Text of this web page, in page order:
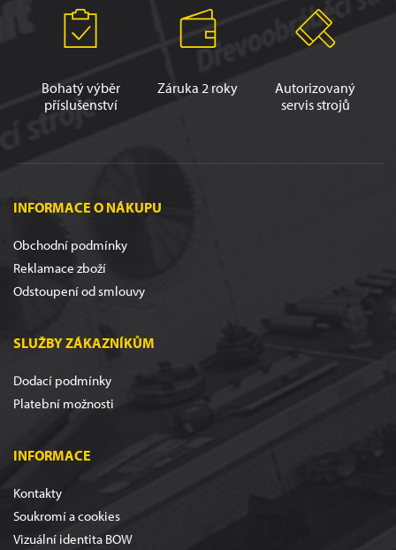
Bohatý výběr
příslušenství
Záruka 2 roky
Autorizovaný
servis strojů
INFORMACE O NÁKUPU
Obchodní podmínky
Reklamace zboží
Odstoupení od smlouvy
SLUŽBY ZÁKAZNÍKŮM
Dodací podmínky
Platební možnosti
INFORMACE
Kontakty
Soukromí a cookies
Vizuální identita BOW